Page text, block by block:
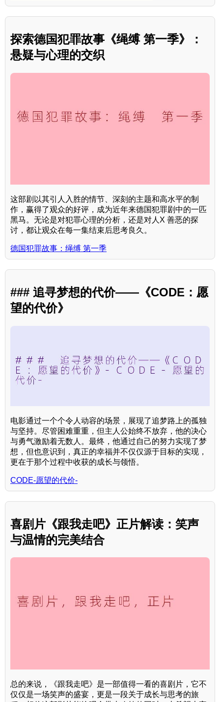
探索德国犯罪故事《绳缚 第一季》：
悬疑与心理的交织
这部剧以其引人入胜的情节、深刻的主题和高水平的制
作，赢得了观众的好评，成为近年来德国犯罪剧中的一匹
黑马。无论是对犯罪心理的分析，还是对人X 善恶的探
讨，都让观众在每一集结束后思考良久。
德国犯罪故事：绳缚 第一季
### 追寻梦想的代价——《CODE：愿
望的代价》
电影通过一个个令人动容的场景，展现了追梦路上的孤独
与坚持。尽管困难重重，但主人公始终不放弃，他的决心
与勇气激励着无数人。最终，他通过自己的努力实现了梦
想，但也意识到，真正的幸福并不仅仅源于目标的实现，
更在于那个过程中收获的成长与领悟。
CODE-愿望的代价-
喜剧片《跟我走吧》正片解读：笑声
与温情的完美结合
总的来说，《跟我走吧》是一部值得一看的喜剧片，它不
仅仅是一场笑声的盛宴，更是一段关于成长与思考的旅